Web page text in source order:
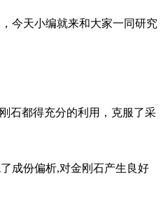
今天小编就来和大家一同研究
石都得充分的利用，克服了采
成份偏析,对金刚石产生良好